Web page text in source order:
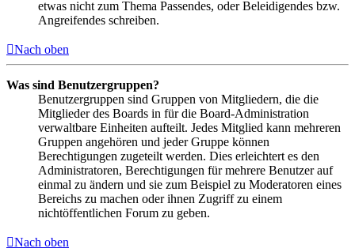
etwas nicht zum Thema Passendes, oder Beleidigendes bzw.
Angreifendes schreiben.
Nach oben
Was sind Benutzergruppen?
Benutzergruppen sind Gruppen von Mitgliedern, die die
Mitglieder des Boards in für die Board-Administration
verwaltbare Einheiten aufteilt. Jedes Mitglied kann mehreren
Gruppen angehören und jeder Gruppe können
Berechtigungen zugeteilt werden. Dies erleichtert es den
Administratoren, Berechtigungen für mehrere Benutzer auf
einmal zu ändern und sie zum Beispiel zu Moderatoren eines
Bereichs zu machen oder ihnen Zugriff zu einem
nichtöffentlichen Forum zu geben.
Nach oben